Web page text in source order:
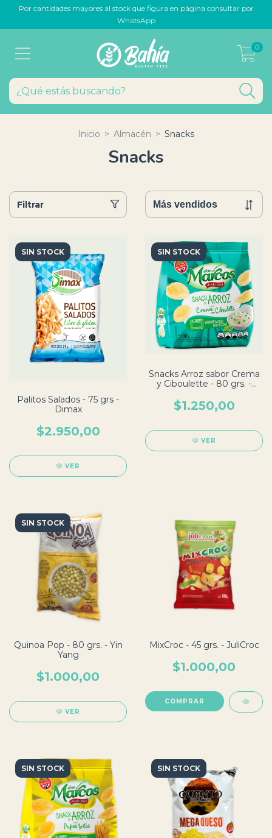
Por cantidades mayores al stock que figura en página consultar por
WhatsApp
0
Inicio > Almacén > Snacks
Snacks
Filtrar
SIN STOCK
Palitos Salados - 75 grs -
Dimax
$2.950,00
VER
SIN STOCK
Snacks Arroz sabor Crema
y Ciboulette - 80 grs. -
$1.250,00
VER
SIN STOCK
Quinoa Pop - 80 grs. - Yin
Yang
$1.000,00
VER
MixCroc - 45 grs. - JuliCroc
$1.000,00
SIN STOCK SIN STOCK